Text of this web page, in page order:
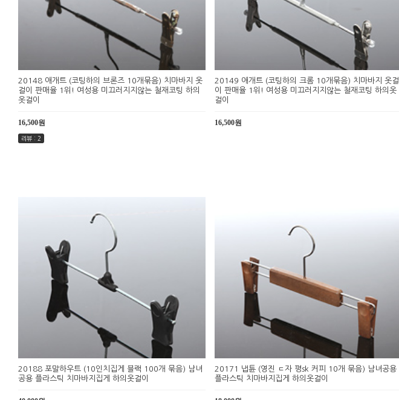
20148 애개트 (코팅하의 브론즈 10개묶음) 치마바지 옷
걸이 판매율 1위! 여성용 미끄러지지않는 철재코팅 하의
옷걸이
16,500원
리뷰 : 2
20149 애개트 (코팅하의 크롬 10개묶음) 치마바지 옷걸
이 판매율 1위! 여성용 미끄러지지않는 철재코팅 하의옷
걸이
16,500원
20188 포말하우트 (10인치집게 블랙 100개 묶음) 남녀
공용 플라스틱 치마바지집게 하의옷걸이
20171 냅튠 (영진 ㄷ자 평sk 커피 10개 묶음) 남녀공용
플라스틱 치마바지집게 하의옷걸이